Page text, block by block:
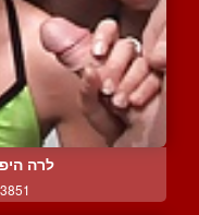
לרה
3851 צפיות